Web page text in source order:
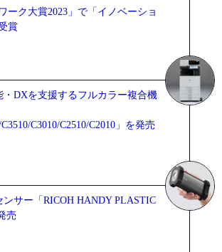
ーク大賞2023」で「イノベーショ
賞
・DXを支援するフルカラー複合機
C3010/C2510/C2010」を発売
サー「RICOH HANDY PLASTIC
売